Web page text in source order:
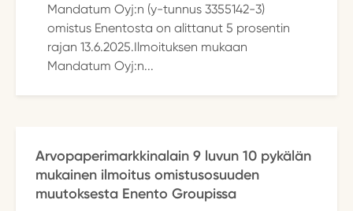
Mandatum Oyj:n (y-tunnus 3355142-3)
omistus Enentosta on alittanut 5 prosentin
rajan 13.6.2025.Ilmoituksen mukaan
Mandatum Oyj:n...
Arvopaperimarkkinalain 9 luvun 10 pykälän
mukainen ilmoitus omistusosuuden
muutoksesta Enento Groupissa